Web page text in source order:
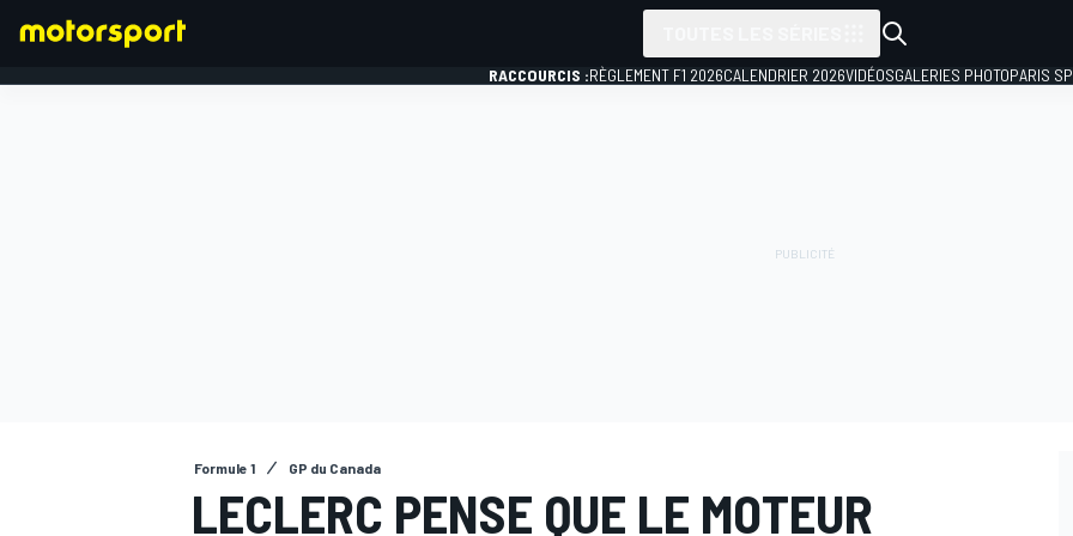
RACCOURCIS :RÈGLEMENT F1 2026CALENDRIER 2026VIDÉOSGALERIES PHOTOPARIS
Formule 1 GP du Canada
LECLERC PENSE QUE LE MOTEUR